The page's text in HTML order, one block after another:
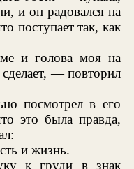
и он радовался на
поступает так, как
и голова моя на
сделает, — повторил
посмотрел в его
это была правда,
и жизнь.
к груди в знак